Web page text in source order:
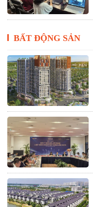
BẤT ĐỘNG SẢN